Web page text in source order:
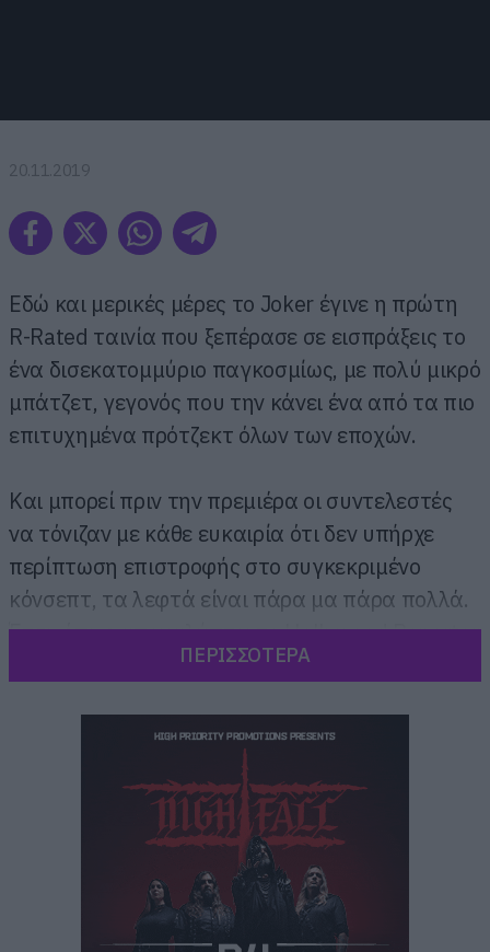
20.11.2019
Εδώ και μερικές μέρες το Joker έγινε η πρώτη
R-Rated ταινία που ξεπέρασε σε εισπράξεις το
ένα δισεκατομμύριο παγκοσμίως, με πολύ μικρό
μπάτζετ, γεγονός που την κάνει ένα από τα πιο
επιτυχημένα πρότζεκτ όλων των εποχών.
Και μπορεί πριν την πρεμιέρα οι συντελεστές
να τόνιζαν με κάθε ευκαιρία ότι δεν υπήρχε
περίπτωση επιστροφής στο συγκεκριμένο
κόνσεπτ, τα λεφτά είναι πάρα μα πάρα πολλά.
Έτσι, όπωςαποκαλύπτει το Hollywood Reporter
αυτές τις ημέρες κλείνει η συμφωνία με τον
σίκουελ που θα συνεχίσει την ιστορία του
ΠΕΡΙΣΣΟΤΕΡΑ